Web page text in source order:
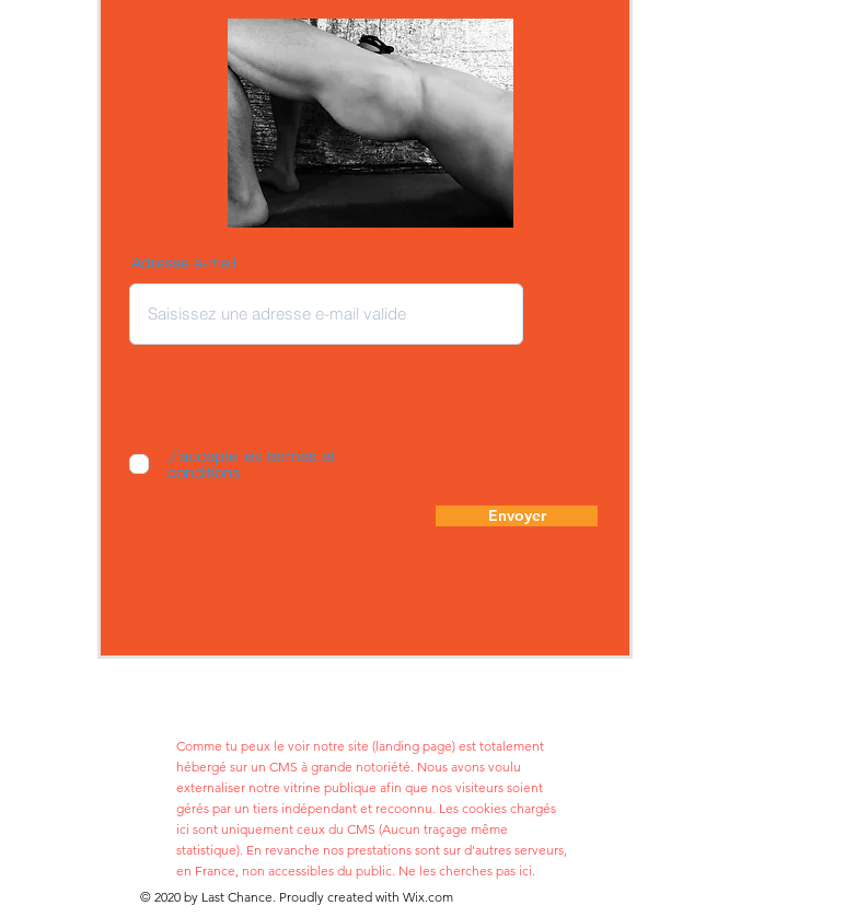
Adresse e-mail
J’accepte les termes et
conditions
Envoyer
Comme tu peux le voir notre site (landing page) est totalement
hébergé sur un CMS à grande notoriété. Nous avons voulu
externaliser notre vitrine publique afin que nos visiteurs soient
gérés par un tiers indépendant et recoonnu. Les cookies chargés
ici sont uniquement ceux du CMS (Aucun traçage même
statistique). En revanche nos prestations sont sur d'autres serveurs,
en France, non accessibles du public. Ne les cherches pas ici.
© 2020 by Last Chance. Proudly created with Wix.com